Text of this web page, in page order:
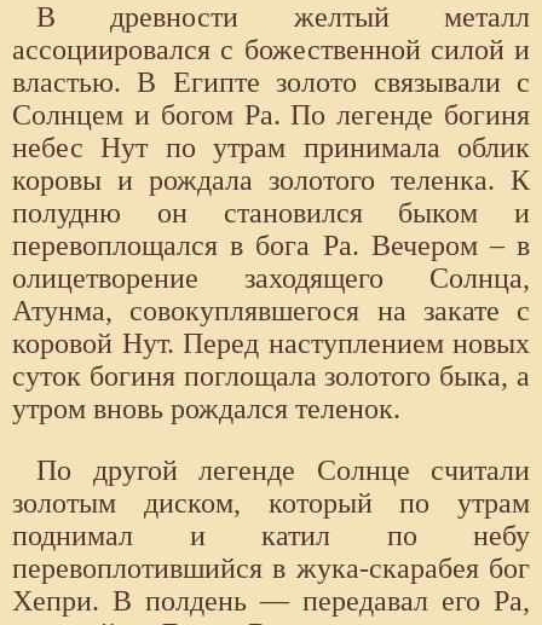
В древности желтый металл
ассоциировался с божественной силой и
властью. В Египте золото связывали с
Солнцем и богом Ра. По легенде богиня
небес Нут по утрам принимала облик
коровы и рождала золотого теленка. К
полудню он становился быком и
перевоплощался в бога Ра. Вечером – в
олицетворение заходящего Солнца,
Атунма, совокуплявшегося на закате с
коровой Нут. Перед наступлением новых
суток богиня поглощала золотого быка, а
утром вновь рождался теленок.
По другой легенде Солнце считали
золотым диском, который по утрам
поднимал и катил по небу
перевоплотившийся в жука-скарабея бог
Хепри. В полдень — передавал его Ра,